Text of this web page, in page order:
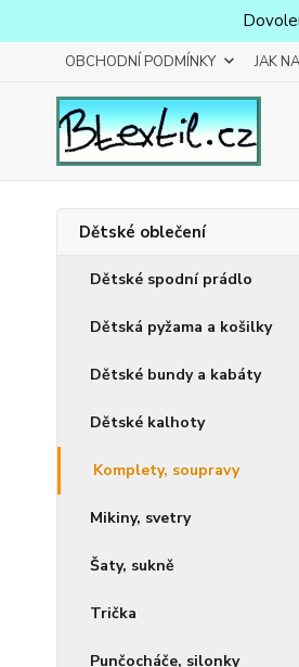
OBCHODNÍ PODMÍNKY JAK
Dětské oblečení
Dětské spodní prádlo
Dětská pyžama a košilky
Dětské bundy a kabáty
Dětské kalhoty
Komplety, soupravy
Mikiny, svetry
Šaty, sukně
Trička
Punčocháče, silonky